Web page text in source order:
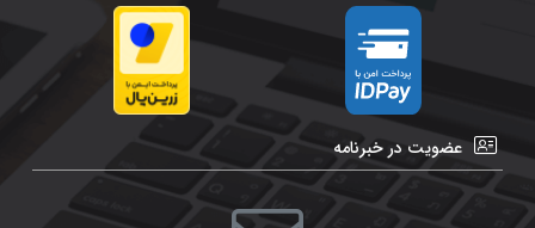
عضویت در خبرنامه